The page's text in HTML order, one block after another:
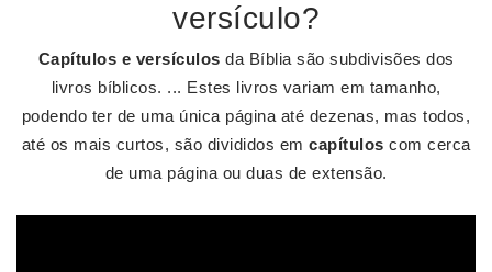
versículo?
Capítulos e versículos da Bíblia são subdivisões dos
livros bíblicos. ... Estes livros variam em tamanho,
podendo ter de uma única página até dezenas, mas todos,
até os mais curtos, são divididos em capítulos com cerca
de uma página ou duas de extensão.